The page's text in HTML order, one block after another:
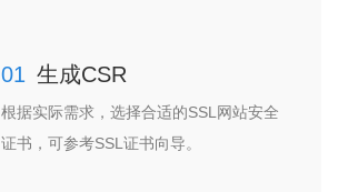
01 生成CSR
根据实际需求，选择合适的SSL网站安全
证书，可参考SSL证书向导。